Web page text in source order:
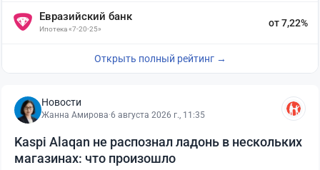
Евразийский банк
Ипотека «7-20-25»
от 7,22%
Открыть полный рейтинг →
Новости
Жанна Амирова·6 августа 2026 г., 11:35
Kaspi Alaqan не распознал ладонь в нескольких
магазинах: что произошло